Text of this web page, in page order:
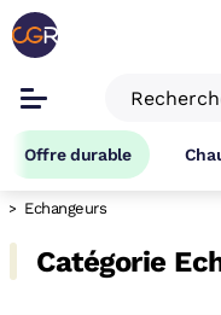
Offre durable
Echangeurs
Catégorie